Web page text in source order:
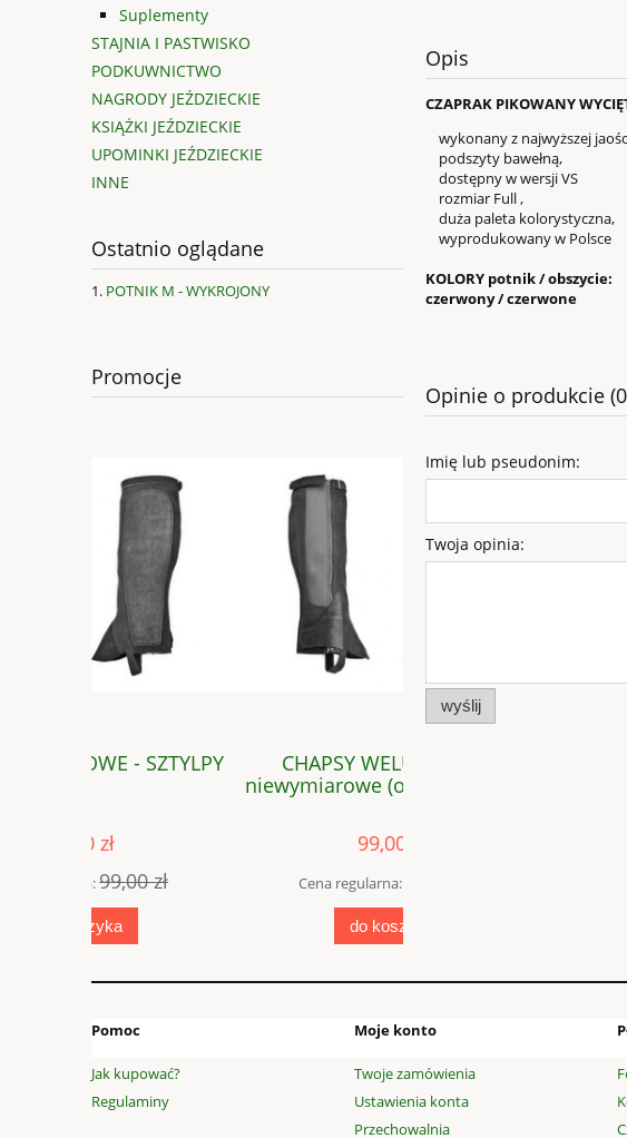
Suplementy
STAJNIA I PASTWISKO
PODKUWNICTWO
NAGRODY JEŹDZIECKIE
KSIĄŻKI JEŹDZIECKIE
UPOMINKI JEŹDZIECKIE
INNE
Ostatnio oglądane
POTNIK M - WYKROJONY
Promocje
CHAPSY WELUROWE - K
niewymiarowe (obw.38, wys.47)
Cena regularna: 140,40 zł
Opis
CZAPRAK PIKOWANY
wykonany z najwyższej
podszyty bawełną,
dostępny w wersji VS
rozmiar Full ,
duża paleta kolorystyczna,
wyprodukowany w Polsce
KOLORY potnik / obszycie:
czerwony / czerwone
Opinie o produkcie
Imię lub pseudonim:
Twoja opinia:
wyślij
Pomoc
Jak kupować?
Regulaminy
Moje konto
Twoje zamówienia
Ustawienia konta
Przechowalnia